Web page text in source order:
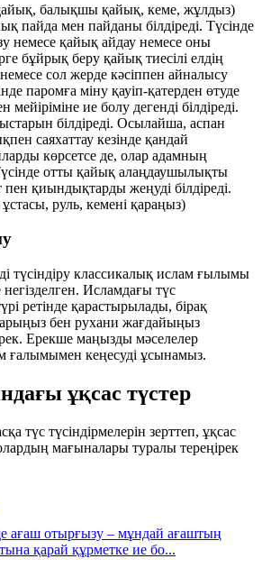
балықшы қайық, кеме, жұлдыз)
пайда мен пайданы білдіреді. Түсінде
немесе қайық айдау немесе оны
бұйрық беру қайық тиесілі елдің
сол жерде кәсіппен айналысу
паромға міну қауіп-қатерден өтуде
ие болу дегенді білдіреді.
білдіреді. Осылайша, аспан
саяхаттау кезінде қандай
көрсетсе де, олар адамның
отты қайық алаңдаушылықты
пен қиындықтарды жеңуді білдіреді.
руль, кемені қараңыз)
түсіндіру классикалық ислам ғылымы
негізделген. Исламдағы түс
ретінде қарастырылады, бірақ
бен рухани жағдайыңыз
Ерекше маңызды мәселелер
ғалымымен кеңесуді ұсынамыз.
ұқсас түстер
түс түсіндірмелерін зерттеп, ұқсас
мағыналары туралы тереңірек
ағаш отырғызу – мұндай ағаштың
қарай құрметке ие бо...